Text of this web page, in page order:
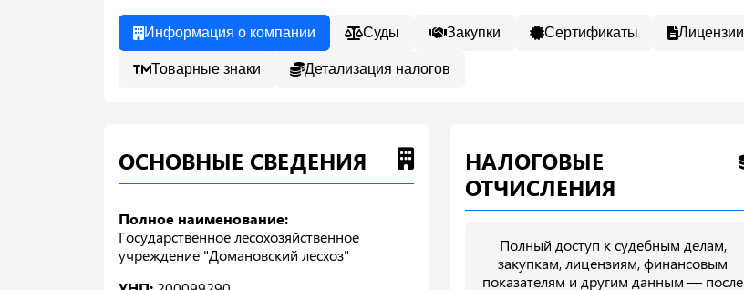
Информация о компании Суды Закупки Сертификаты Лицензии
Товарные знаки Детализация налогов
ОСНОВНЫЕ СВЕДЕНИЯ
Полное наименование:
Государственное лесохозяйственное
учреждение "Домановский лесхоз"
НАЛОГОВЫЕ
ОТЧИСЛЕНИЯ
Полный доступ к судебным делам,
закупкам, лицензиям, финансовым
показателям и другим данным — после